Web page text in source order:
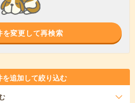
を変更して再検索
を追加して絞り込む